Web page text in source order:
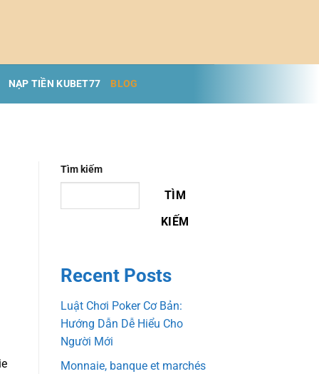
NẠP TIỀN KUBET77 BLOG
Tìm kiếm
TÌM
KIẾM
Recent Posts
Luật Chơi Poker Cơ Bản:
Hướng Dẫn Dễ Hiểu Cho
Người Mới
Monnaie, banque et marchés